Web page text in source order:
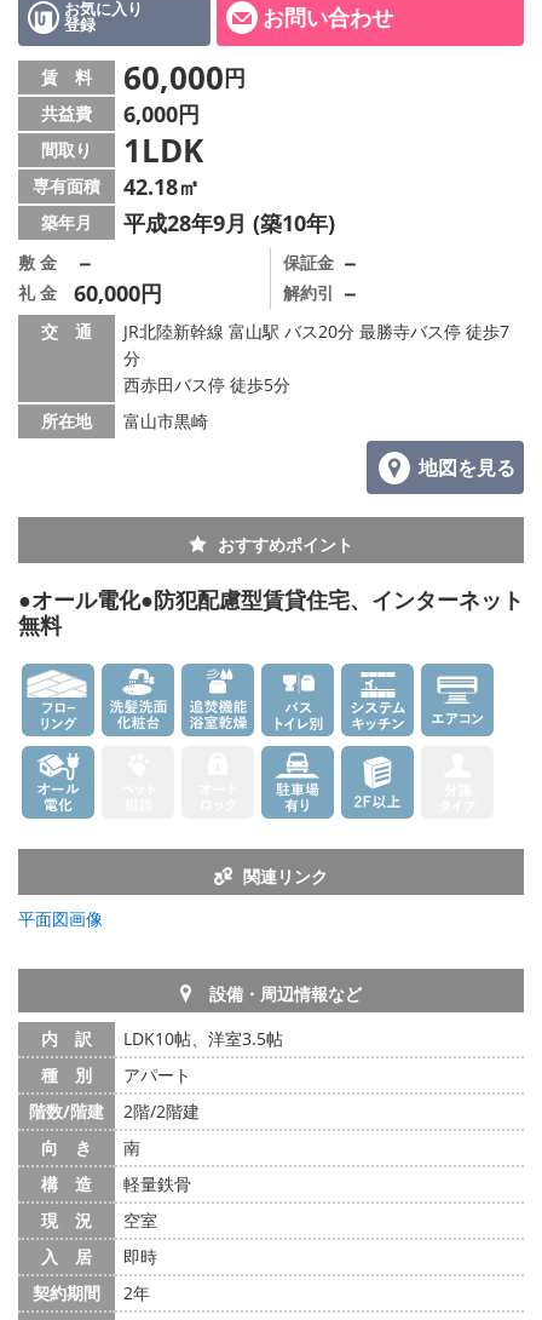
お気に入り
登録 お問い合わせ
賃 料 60,000円
共益費 6,000円
間取り 1LDK
専有面積 42.18㎡
築年月 平成28年9月 (築10年)
敷 金 －
礼 金 60,000円
保証金 －
解約引 －
交 通
JR北陸新幹線 富山駅 バス20分 最勝寺バス停 徒歩7
分
西赤田バス停 徒歩5分
所在地
富山市黒崎
地図を見る
おすすめポイント
●オール電化●防犯配慮型賃貸住宅、インターネット
無料
関連リンク
平面図画像
設備・周辺情報など
内 訳
LDK10帖、洋室3.5帖
種 別
アパート
階数/階建
2階/2階建
向 き
南
構 造
軽量鉄骨
現 況
空室
入 居
即時
契約期間
2年